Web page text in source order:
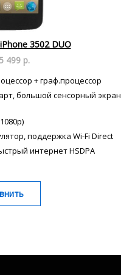
3502 DUO
499 р.
+ граф.процессор
большой сенсорный экран
поддержка Wi-Fi Direct
интернет HSDPA